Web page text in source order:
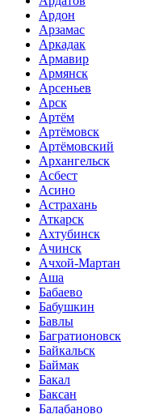
Ардон
Арзамас
Аркадак
Армавир
Армянск
Арсеньев
Арск
Артём
Артёмовск
Артёмовский
Архангельск
Асбест
Асино
Астрахань
Аткарск
Ахтубинск
Ачинск
Ачхой-Мартан
Аша
Бабаево
Бабушкин
Бавлы
Багратионовск
Байкальск
Баймак
Бакал
Баксан
Балабаново